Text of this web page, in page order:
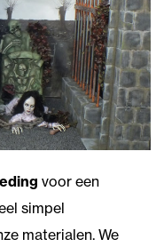
voor een
simpel
materialen. We